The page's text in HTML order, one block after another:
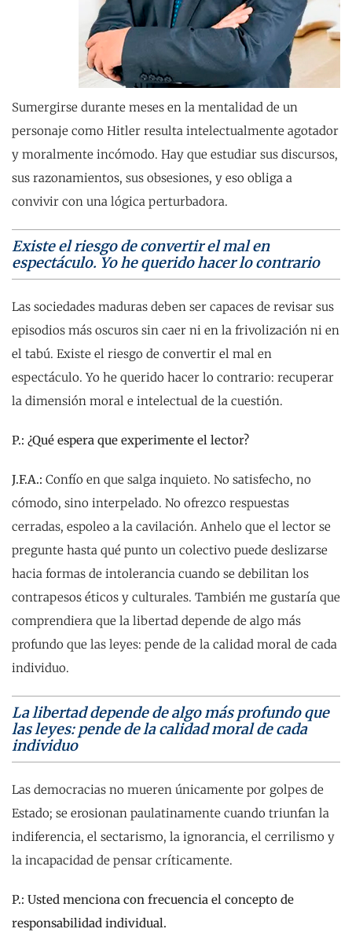
Sumergirse durante meses en la mentalidad de un
personaje como Hitler resulta intelectualmente agotador
y moralmente incómodo. Hay que estudiar sus discursos,
sus razonamientos, sus obsesiones, y eso obliga a
convivir con una lógica perturbadora.
Existe el riesgo de convertir el mal en
espectáculo. Yo he querido hacer lo contrario
Las sociedades maduras deben ser capaces de revisar sus
episodios más oscuros sin caer ni en la frivolización ni en
el tabú. Existe el riesgo de convertir el mal en
espectáculo. Yo he querido hacer lo contrario: recuperar
la dimensión moral e intelectual de la cuestión.
P.: ¿Qué espera que experimente el lector?
J.F.A.: Confío en que salga inquieto. No satisfecho, no
cómodo, sino interpelado. No ofrezco respuestas
cerradas, espoleo a la cavilación. Anhelo que el lector se
pregunte hasta qué punto un colectivo puede deslizarse
hacia formas de intolerancia cuando se debilitan los
contrapesos éticos y culturales. También me gustaría que
comprendiera que la libertad depende de algo más
profundo que las leyes: pende de la calidad moral de cada
individuo.
La libertad depende de algo más profundo que
las leyes: pende de la calidad moral de cada
individuo
Las democracias no mueren únicamente por golpes de
Estado; se erosionan paulatinamente cuando triunfan la
indiferencia, el sectarismo, la ignorancia, el cerrilismo y
la incapacidad de pensar críticamente.
P.: Usted menciona con frecuencia el concepto de
responsabilidad individual.